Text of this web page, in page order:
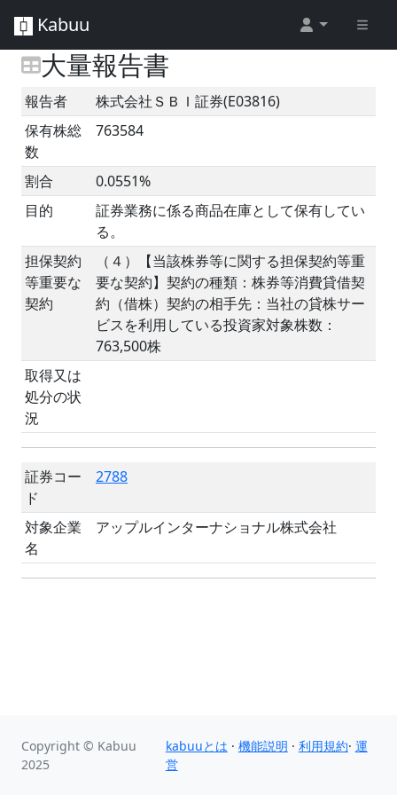
Kabuu
大量報告書
報告者
株式会社ＳＢＩ証券(E03816)
保有株総
数
763584
割合
0.0551%
目的
証券業務に係る商品在庫として保有してい
る。
担保契約
等重要な
契約
（４）【当該株券等に関する担保契約等重
要な契約】契約の種類：株券等消費貸借契
約（借株）契約の相手先：当社の貸株サー
ビスを利用している投資家対象株数：
763,500株
取得又は
処分の状
況
証券コー
ド
2788
対象企業
名
アップルインターナショナル株式会社
Copyright © Kabuu
2025
kabuuとは · 機能説明 · 利用規約· 運
営